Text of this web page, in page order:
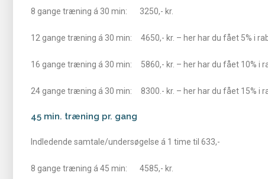
8 gange træning á 30 min: 3250,- kr.
12 gange træning á 30 min: 4650,- kr. – her har du fået 5% i
16 gange træning á 30 min: 5860,- kr. – her har du fået 10% i
24 gange træning á 30 min: 8300.- kr. – her har du fået 15% i
45 min. træning pr. gang
Indledende samtale/undersøgelse á 1 time til 633,-
8 gange træning á 45 min: 4585,- kr.